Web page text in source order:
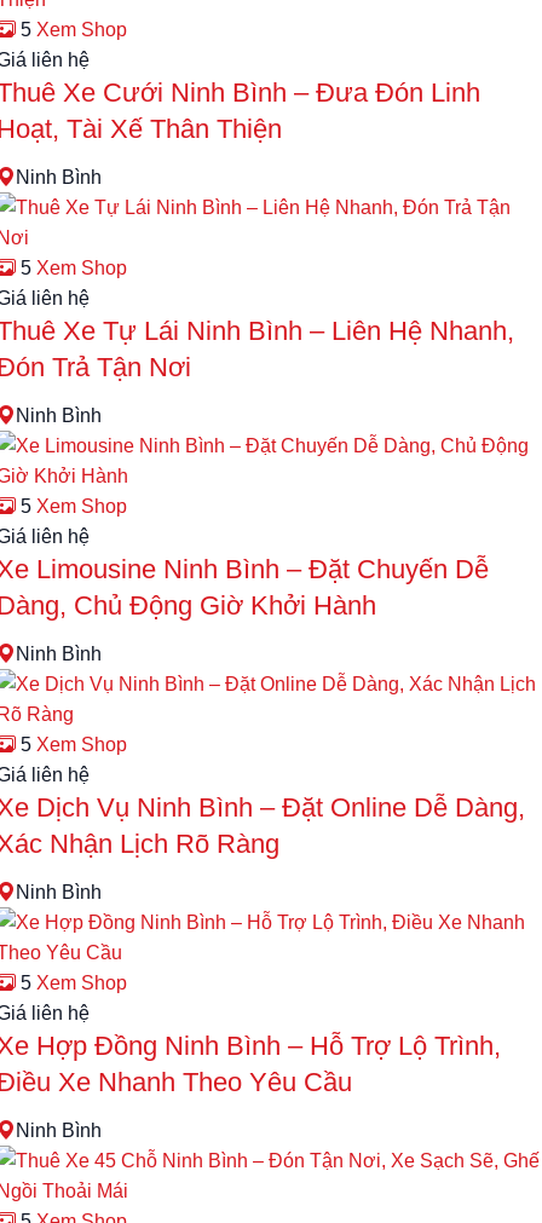
5 Xem Shop
liên hệ
Xe Cưới Ninh Bình – Đưa Đón Linh
Tài Xế Thân Thiện
Ninh Bình
5 Xem Shop
liên hệ
Xe Tự Lái Ninh Bình – Liên Hệ Nhanh,
Trả Tận Nơi
Ninh Bình
5 Xem Shop
liên hệ
Limousine Ninh Bình – Đặt Chuyến Dễ
Chủ Động Giờ Khởi Hành
Ninh Bình
5 Xem Shop
liên hệ
Dịch Vụ Ninh Bình – Đặt Online Dễ Dàng,
Nhận Lịch Rõ Ràng
Ninh Bình
5 Xem Shop
liên hệ
Hợp Đồng Ninh Bình – Hỗ Trợ Lộ Trình,
Xe Nhanh Theo Yêu Cầu
Ninh Bình